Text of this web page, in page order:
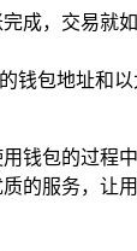
成，交易就
钱包地址和
钱包的过
的服务，让